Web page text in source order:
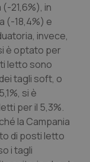
(-21,6%), in
(-18,4%) e
invece,
è optato per
letto sono
tagli soft, o
si è
per il 5,3%.
la Campania
di posti letto
i tagli